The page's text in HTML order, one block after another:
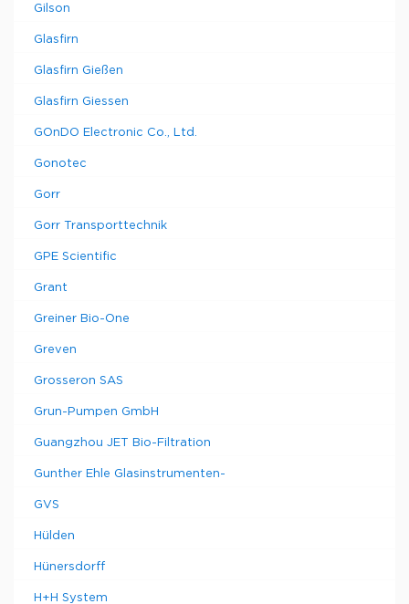
Gilson
Glasfirn
Glasfirn Gießen
Glasfirn Giessen
GOnDO Electronic Co., Ltd.
Gonotec
Gorr
Gorr Transporttechnik
GPE Scientific
Grant
Greiner Bio-One
Greven
Grosseron SAS
Grun-Pumpen GmbH
Guangzhou JET Bio-Filtration
Gunther Ehle Glasinstrumenten-
GVS
Hülden
Hünersdorff
H+H System